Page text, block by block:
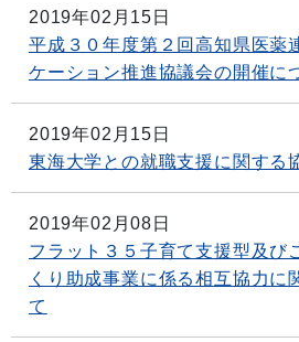
2019年02月15日
平成３０年度第２回高知県医薬
ケーション推進協議会の開催に
2019年02月15日
東海大学との就職支援に関する
2019年02月08日
フラット３５子育て支援型及び
くり助成事業に係る相互協力に
て